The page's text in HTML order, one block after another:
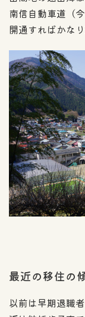
南信自動車道（
開通すればかな
最近の移住の
以前は早期退職